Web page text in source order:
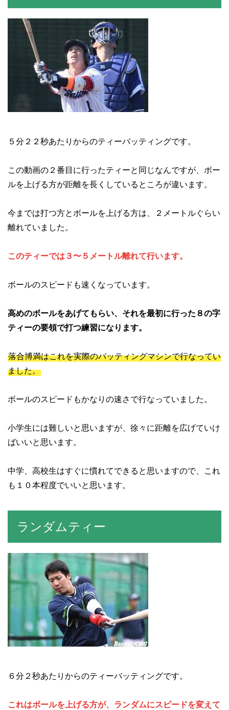
５分２２秒あたりからのティーバッティングです。
この動画の２番目に行ったティーと同じなんですが、ボー
ルを上げる方が距離を長くしているところが違います。
今までは打つ方とボールを上げる方は、２メートルぐらい
離れていました。
このティーでは３〜５メートル離れて行います。
ボールのスピードも速くなっています。
高めのボールをあげてもらい、それを最初に行った８の字
ティーの要領で打つ練習になります。
落合博満はこれを実際のバッティングマシンで行なってい
ました。
ボールのスピードもかなりの速さで行なっていました。
小学生には難しいと思いますが、徐々に距離を広げていけ
ばいいと思います。
中学、高校生はすぐに慣れてできると思いますので、これ
も１０本程度でいいと思います。
ランダムティー
６分２秒あたりからのティーバッティングです。
これはボールを上げる方が、ランダムにスピードを変えて